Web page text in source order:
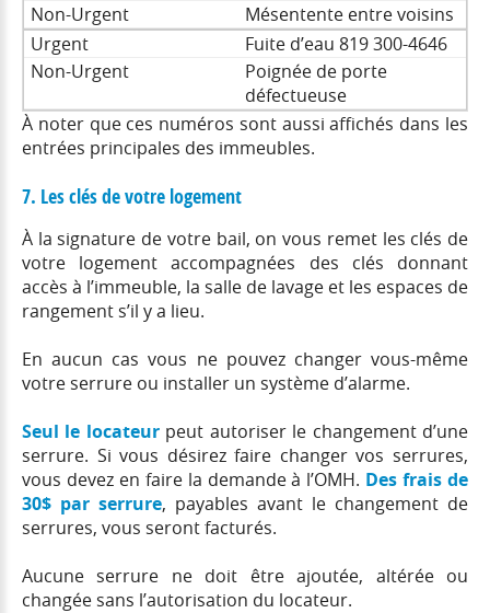
Mésentente entre voisins
Fuite d’eau 819 300-4646
Poignée de porte
défectueuse
À noter que ces numéros sont aussi affichés dans les
entrées principales des immeubles.
7. Les clés de votre logement
À la signature de votre bail, on vous remet les clés de
votre logement accompagnées des clés donnant
accès à l’immeuble, la salle de lavage et les espaces de
rangement s’il y a lieu.
En aucun cas vous ne pouvez changer vous-même
votre serrure ou installer un système d’alarme.
Seul le locateurpeut autoriser le changement d’une
serrure. Si vous désirez faire changer vos serrures,
vous devez en faire la demande à l’OMH. Des frais de
30$ par serrure, payables avant le changement de
serrures, vous seront facturés.
Aucune serrure ne doit être ajoutée, altérée ou
changée sans l’autorisation du locateur.